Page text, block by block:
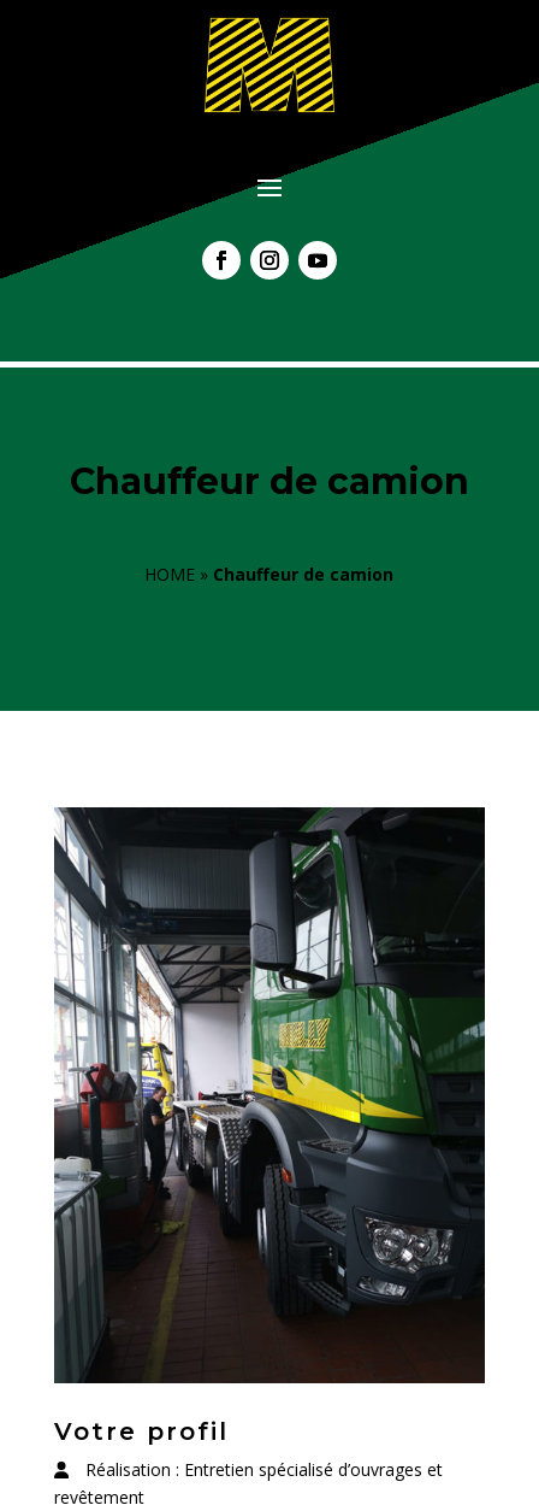
Chauffeur de camion
HOME » Chauffeur de camion
Votre profil
Réalisation : Entretien spécialisé d’ouvrages et
revêtement